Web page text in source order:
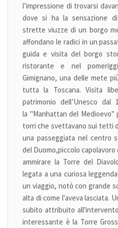
l’impressione di trovarsi
dove si ha la sensazione
strette viuzze di un borgo
affondano le radici in un
guida e visita del borgo
ristorante e nel
Gimignano, una delle mete
tutta la Toscana. Visita
patrimonio dell’Unesco
la "Manhattan del Medioevo"
torri che svettavano sui tetti
una passeggiata nel centro
del Duomo,piccolo
ammirare la Torre del
legata a una curiosa
un viaggio, notò con grande
alta di come l'aveva lasciata.
subito attribuito
interessante è la Torre